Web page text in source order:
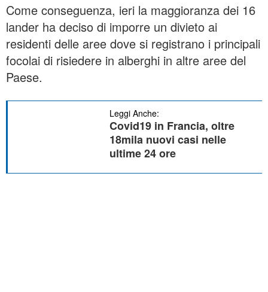
Come conseguenza, ieri la maggioranza dei 16
lander ha deciso di imporre un divieto ai
residenti delle aree dove si registrano i principali
focolai di risiedere in alberghi in altre aree del
Paese.
Leggi Anche:
Covid19 in Francia, oltre
18mila nuovi casi nelle
ultime 24 ore